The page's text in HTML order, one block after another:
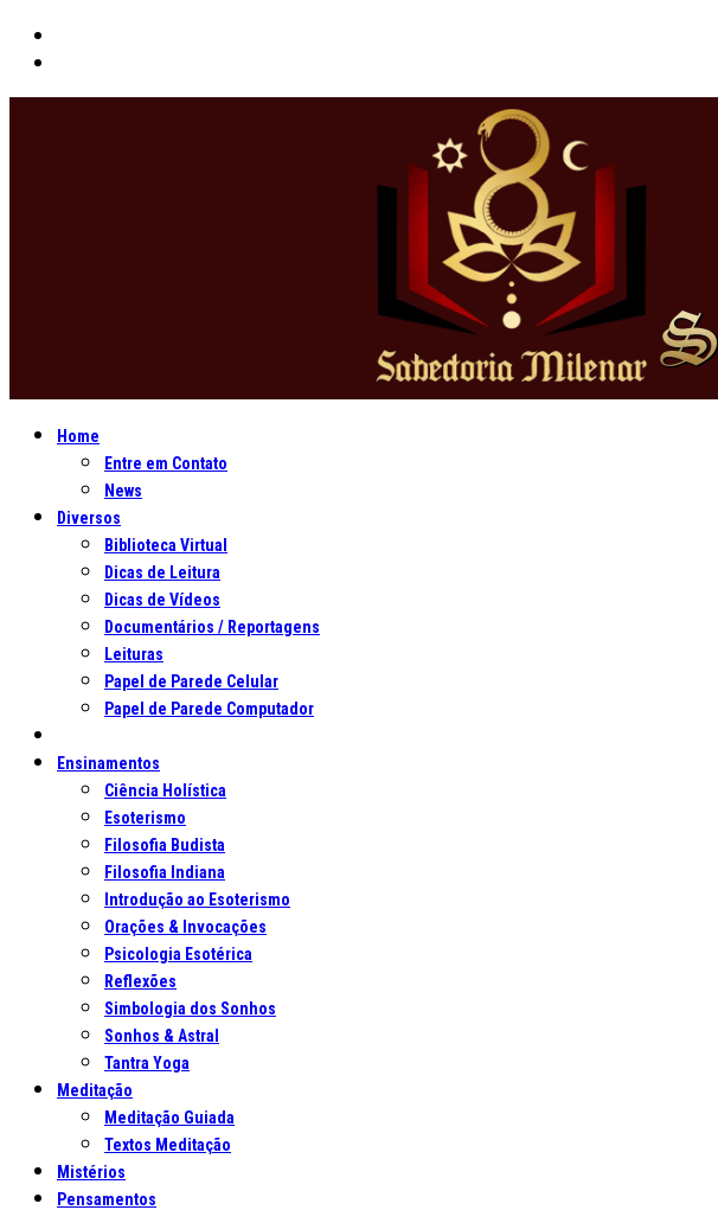
Home
Entre em Contato
News
Diversos
Biblioteca Virtual
Dicas de Leitura
Dicas de Vídeos
Documentários / Reportagens
Leituras
Papel de Parede Celular
Papel de Parede Computador
Ensinamentos
Ciência Holística
Esoterismo
Filosofia Budista
Filosofia Indiana
Introdução ao Esoterismo
Orações & Invocações
Psicologia Esotérica
Reflexões
Simbologia dos Sonhos
Sonhos & Astral
Tantra Yoga
Meditação
Meditação Guiada
Textos Meditação
Mistérios
Pensamentos